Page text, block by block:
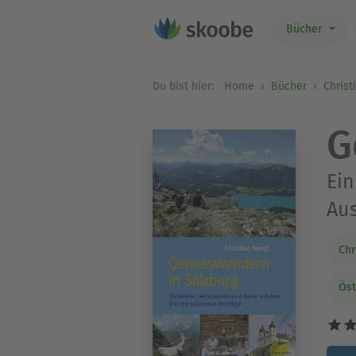
Bücher
Du bist hier: Home Bücher